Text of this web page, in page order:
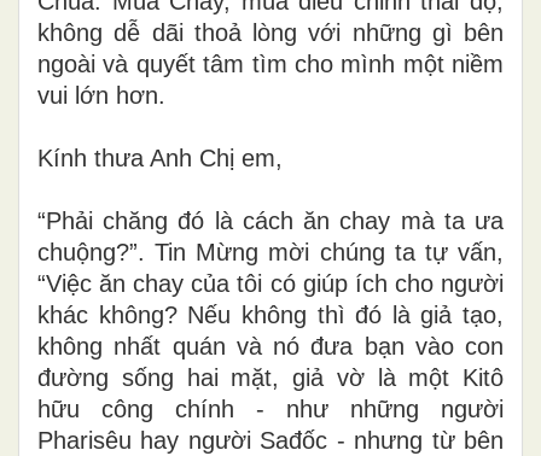
không dễ dãi thoả lòng với những gì bên
ngoài và quyết tâm tìm cho mình một niềm
vui lớn hơn.
Kính thưa Anh Chị em,
“Phải chăng đó là cách ăn chay mà ta ưa
chuộng?”. Tin Mừng mời chúng ta tự vấn,
“Việc ăn chay của tôi có giúp ích cho người
khác không? Nếu không thì đó là giả tạo,
không nhất quán và nó đưa bạn vào con
đường sống hai mặt, giả vờ là một Kitô
hữu công chính - như những người
Pharisêu hay người Sađốc - nhưng từ bên